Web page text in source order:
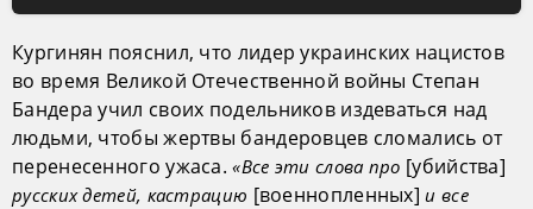
Кургинян пояснил, что лидер украинских нацистов
во время Великой Отечественной войны Степан
Бандера учил своих подельников издеваться над
людьми, чтобы жертвы бандеровцев сломались от
перенесенного ужаса.«Все эти слова про [убийства]
русских детей, кастрацию [военнопленных]и все